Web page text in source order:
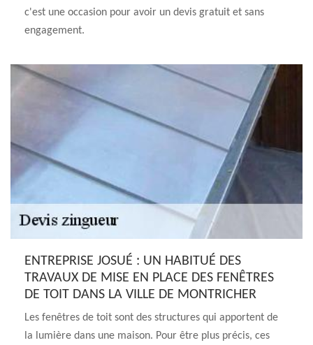
c'est une occasion pour avoir un devis gratuit et sans
engagement.
ENTREPRISE JOSUÉ : UN HABITUÉ DES
TRAVAUX DE MISE EN PLACE DES FENÊTRES
DE TOIT DANS LA VILLE DE MONTRICHER
Les fenêtres de toit sont des structures qui apportent de
la lumière dans une maison. Pour être plus précis, ces